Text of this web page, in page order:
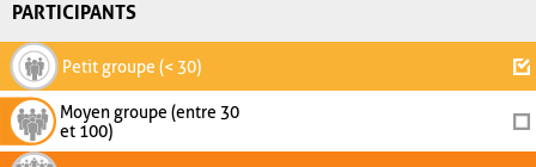
PARTICIPANTS
Petit groupe (< 30)
Moyen groupe (entre 30
et 100)